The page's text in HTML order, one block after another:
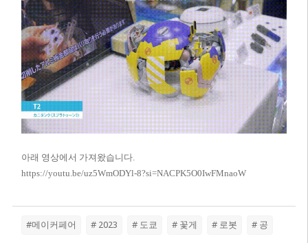
아래 영상에서 가져왔습니다.
https://youtu.be/uz5WmODYl-8?si=NACPK5O0IwFMnaoW
#메이커페어 # 2023 # 도쿄 # 꽃게 # 로봇 # 공